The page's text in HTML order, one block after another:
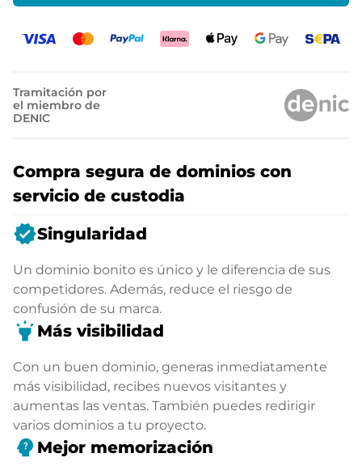
Tramitación por
el miembro de
DENIC
Compra segura de dominios con
servicio de custodia
verifiedSingularidad
Un dominio bonito es único y le diferencia de sus
competidores. Además, reduce el riesgo de
confusión de su marca.
highlight Más visibilidad
Con un buen dominio, generas inmediatamente
más visibilidad, recibes nuevos visitantes y
aumentas las ventas. También puedes redirigir
varios dominios a tu proyecto.
psychology_alt Mejor memorización